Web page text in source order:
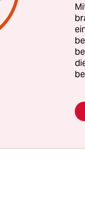
Argentinien
Die „Hondius“
6, gebaut um
Flagge
zur